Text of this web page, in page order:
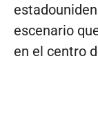
escenario
en el centro